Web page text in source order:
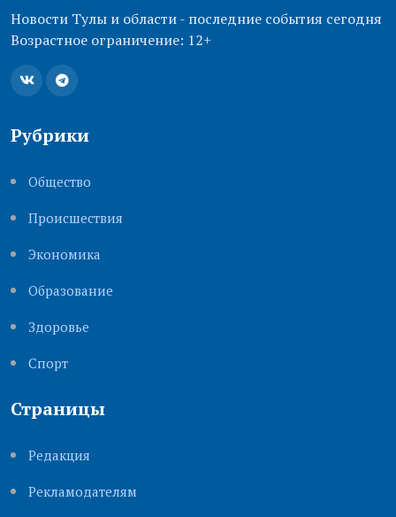
Новости Тулы и области - последние события сегодня
Возрастное ограничение: 12+
Рубрики
Общество
Происшествия
Экономика
Образование
Здоровье
Cпорт
Страницы
Редакция
Рекламодателям